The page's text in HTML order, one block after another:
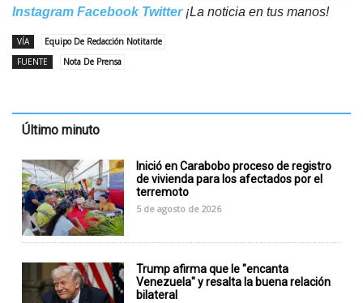
Instagram Facebook Twitter¡La noticia en tus manos!
VÍA
Equipo De Redacción Notitarde
FUENTE
Nota De Prensa
Último minuto
Inició en Carabobo proceso de registro
de vivienda para los afectados por el
terremoto
5 de agosto de 2026
Trump afirma que le "encanta
Venezuela" y resalta la buena relación
bilateral